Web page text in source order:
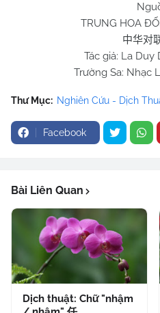
TRUNG HOA
中华对
Tác giả: La Duy
Trường Sa: Nhạc
Thư Mục: Nghiên Cứu - Dịch
Facebook
Bài Liên Quan
Dịch thuật: Chữ "nhậm